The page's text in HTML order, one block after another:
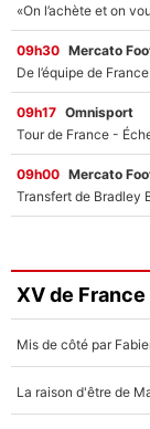
09h30 Mercato
09h17 Omnisport
09h00 Mercato
XV de France